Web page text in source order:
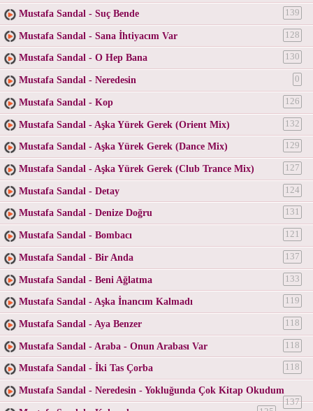
Mustafa Sandal - Suç Bende 139
Mustafa Sandal - Sana İhtiyacım Var 128
Mustafa Sandal - O Hep Bana 130
Mustafa Sandal - Neredesin 0
Mustafa Sandal - Kop 126
Mustafa Sandal - Aşka Yürek Gerek (Orient Mix) 132
Mustafa Sandal - Aşka Yürek Gerek (Dance Mix) 129
Mustafa Sandal - Aşka Yürek Gerek (Club Trance Mix) 127
Mustafa Sandal - Detay 124
Mustafa Sandal - Denize Doğru 131
Mustafa Sandal - Bombacı 121
Mustafa Sandal - Bir Anda 137
Mustafa Sandal - Beni Ağlatma 133
Mustafa Sandal - Aşka İnancım Kalmadı 119
Mustafa Sandal - Aya Benzer 118
Mustafa Sandal - Araba - Onun Arabası Var 118
Mustafa Sandal - İki Tas Çorba 118
Mustafa Sandal - Neredesin - Yokluğunda Çok Kitap Okudum
137